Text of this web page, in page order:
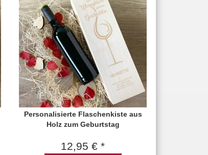
Personalisierte Flaschenkiste aus
Holz zum Geburtstag
12,95 € *